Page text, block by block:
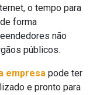
o tempo para
forma
não
públicos.
empresa pode ter
e pronto para